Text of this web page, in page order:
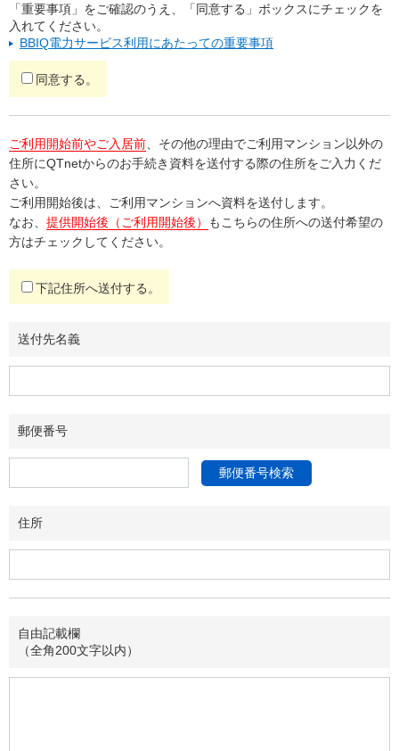
「重要事項」をご確認のうえ、「同意する」ボックスにチェックを
入れてください。
BBIQ電力サービス利用にあたっての重要事項
同意する。
ご利用開始前やご入居前 、その他の理由でご利用マンション以外の
住所にQTnetからのお手続き資料を送付する際の住所をご入力くだ
さい。
ご利用開始後は、ご利用マンションへ資料を送付します。
なお、 提供開始後（ご利用開始後）
もこちらの住所への送付希望の
方はチェックしてください。
下記住所へ送付する。
送付先名義
郵便番号
郵便番号検索
住所
自由記載欄
（全角200文字以内）